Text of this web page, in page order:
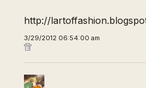
http://
3/29/2012 06:54:00 am